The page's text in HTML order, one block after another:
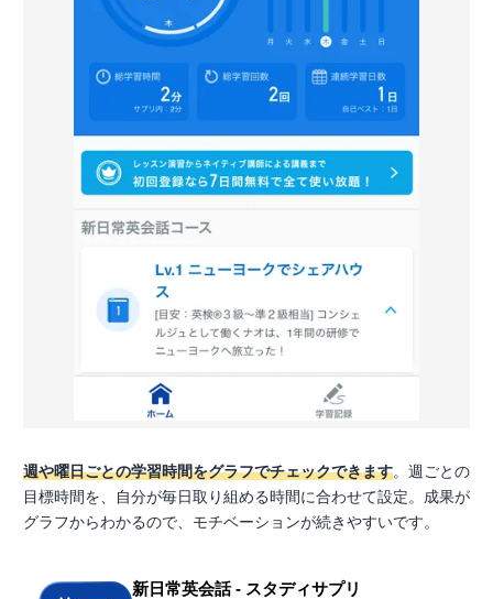
週や曜日ごとの学習時間をグラフでチェックできます。週ごとの
目標時間を、自分が毎日取り組める時間に合わせて設定。成果が
グラフからわかるので、モチベーションが続きやすいです。
新日常英会話 - スタディサプリ